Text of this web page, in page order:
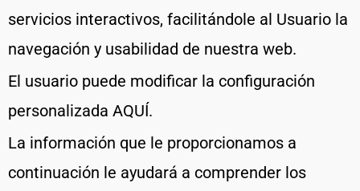
servicios interactivos, facilitándole al Usuario la
navegación y usabilidad de nuestra web.
El usuario puede modificar la configuración
personalizada AQUÍ.
La información que le proporcionamos a
continuación le ayudará a comprender los